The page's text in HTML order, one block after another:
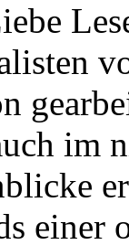
im
einer